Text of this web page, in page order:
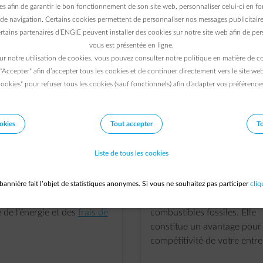
: une solution rentable et durable pour réduire les coûts
entreprise. Découvrez les avantages de la production
votre site.
Stabilisez vos coûts
d'énergie et vous vous
de l’énergie et des frais de
element-eco-planet
Produisez
économique, largement
combustibles fossiles. Elle
constitue un avantage pour
compétitivité de votre
afin de garantir le bon fonctionnement de son site web, personnaliser celui-ci en
navigation. Certains cookies permettent de personnaliser nos messages
partenaires d’ENGIE peuvent installer des cookies sur notre site web afin de
vous est présentée en ligne.
notre utilisation de cookies, vous pouvez consulter notre politique en matière de
"Accepter" afin d’accepter tous les cookies et de continuer directement vers le site
pour refuser tous les cookies (sauf fonctionnels) afin d’adapter vos
Tout accepter
Liste de tous les cookies
fait l’objet de statistiques anonymes. Si vous ne souhaitez pas participer